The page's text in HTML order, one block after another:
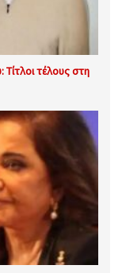
τέλους στη